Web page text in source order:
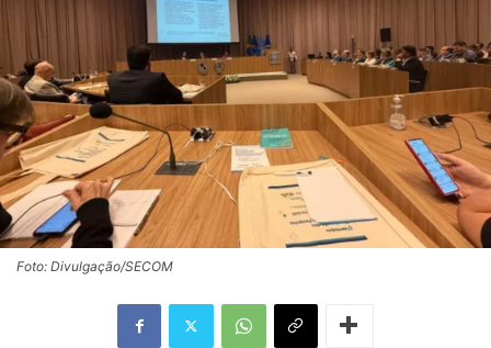
Foto: Divulgação/SECOM